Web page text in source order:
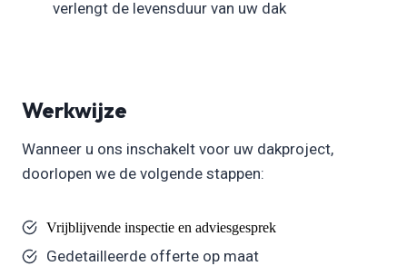
verlengt de levensduur van uw dak
Werkwijze
Wanneer u ons inschakelt voor uw dakproject,
doorlopen we de volgende stappen:
Vrijblijvende inspectie en adviesgesprek
Gedetailleerde offerte op maat